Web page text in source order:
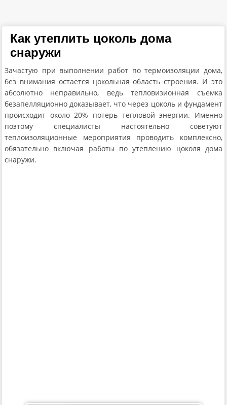
Как утеплить цоколь дома
снаружи
Зачастую при выполнении работ по термоизоляции дома,
без внимания остается цокольная область строения. И это
абсолютно неправильно, ведь тепловизионная съемка
безапелляционно доказывает, что через цоколь и фундамент
происходит около 20% потерь тепловой энергии. Именно
поэтому специалисты настоятельно советуют
теплоизоляционные мероприятия проводить комплексно,
обязательно включая работы по утеплению цоколя дома
снаружи.